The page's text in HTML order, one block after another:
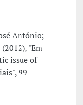
António;
"Em
issue of
99